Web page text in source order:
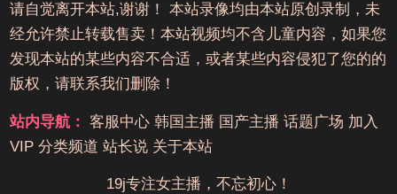
请自觉离开本站,谢谢！ 本站录像均由本站原创录制，未
经允许禁止转载售卖！本站视频均不含儿童内容，如果您
发现本站的某些内容不合适，或者某些内容侵犯了您的的
版权，请联系我们删除！
站内导航： 客服中心 韩国主播 国产主播 话题广场 加入
VIP 分类频道 站长说 关于本站
19j专注女主播，不忘初心！